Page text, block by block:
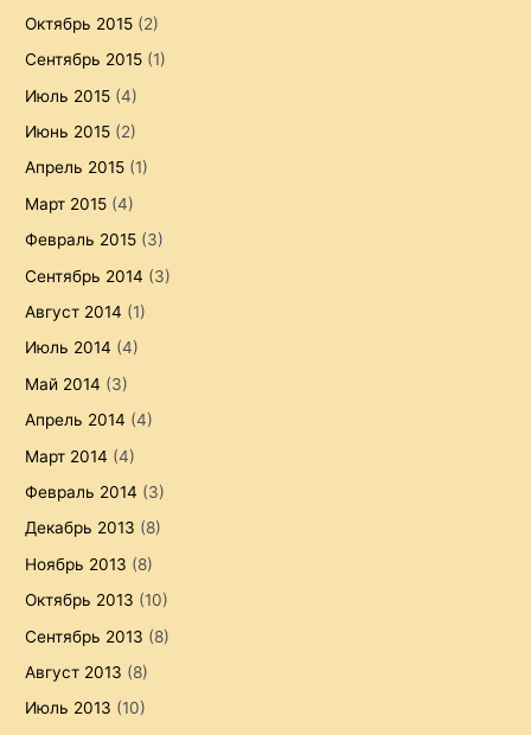
Октябрь 2015 (2)
Сентябрь 2015 (1)
Июль 2015 (4)
Июнь 2015 (2)
Апрель 2015 (1)
Март 2015 (4)
Февраль 2015 (3)
Сентябрь 2014 (3)
Август 2014 (1)
Июль 2014 (4)
Май 2014 (3)
Апрель 2014 (4)
Март 2014 (4)
Февраль 2014 (3)
Декабрь 2013 (8)
Ноябрь 2013 (8)
Октябрь 2013 (10)
Сентябрь 2013 (8)
Август 2013 (8)
Июль 2013 (10)